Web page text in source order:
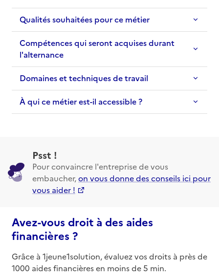
Qualités souhaitées pour ce métier
Compétences qui seront acquises durant
l'alternance
Domaines et techniques de travail
À qui ce métier est-il accessible ?
Psst !
Pour convaincre l'entreprise de vous
embaucher,on vous donne des conseils ici pour
vous aider !
Avez-vous droit à des aides
financières ?
Grâce à 1jeune1solution, évaluez vos droits à près de
1000 aides financières en moins de 5 min.